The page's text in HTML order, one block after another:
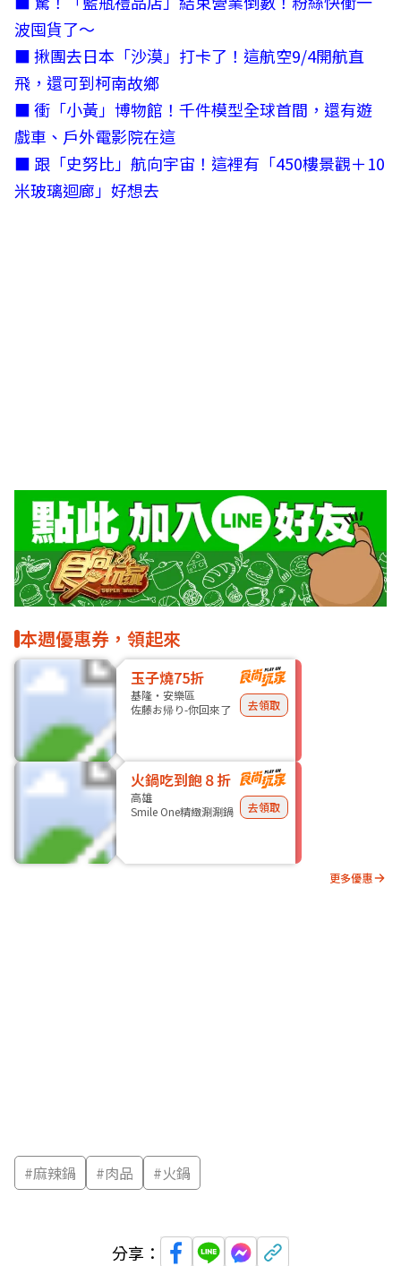
波囤貨了～
■揪團去日本「沙漠」打卡了！這航空9/4開航直
飛，還可到柯南故鄉
■衝「小黃」博物館！千件模型全球首間，還有遊
戲車、戶外電影院在這
■ 跟「史努比」航向宇宙！這裡有「450樓景觀＋10
米玻璃迴廊」好想去
本週優惠券，領起來
玉子燒75折
基隆・安樂區
佐藤お帰り-你回來了
去領取
火鍋吃到飽８折
高雄
Smile One精緻涮涮鍋
去領取
更多優惠
#麻辣鍋 #肉品 #火鍋
分享：